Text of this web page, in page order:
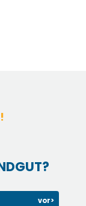
vor>